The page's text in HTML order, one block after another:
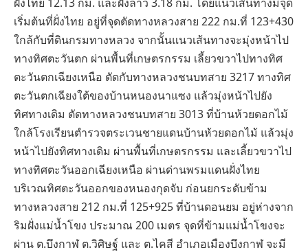
เริ่มต้นที่ฝั่งไทย อยู่ที่จุดตัดทางหลวงสาย 222 กม.ที่ 123+430
ใกล้กับที่ดินกรมทางหลวง จากนั้นแนวเส้นทางจะมุ่งหน้าไป
ทางทิศตะวันตก ผ่านพื้นที่เกษตรกรรม เลี้ยวขวาไปทางทิศ
ตะวันตกเฉียงเหนือ ตัดกับทางหลวงชนบทสาย 3217 ทางทิศ
ตะวันตกเฉียงใต้ของบ้านหนองนาแซง แล้วมุ่งหน้าไปยัง
ทิศทางเดิม ตัดทางหลวงชนบทสาย 3013 ที่บ้านห้วยดอกไม้
ใกล้โรงเรียนตำรวจตระเวนชายแดนบ้านห้วยดอกไม้ แล้วมุ่ง
หน้าไปยังทิศทางเดิม ผ่านพื้นที่เกษตรกรรม และเลี้ยวขวาไป
ทางทิศตะวันออกเฉียงเหนือ ผ่านด่านพรมแดนฝั่งไทย
บริเวณทิศตะวันออกของหนองกุดจับ ก่อนยกระดับข้าม
ทางหลวงสาย 212 กม.ที่ 125+925 ที่บ้านดอนยม อยู่ห่างจาก
ริมฝั่งแม่น้ำโขง ประมาณ 200 เมตร จุดที่ข้ามแม่น้ำโขงจะ
ผ่าน ต.บึงกาฬ ต.วิศิษฐ์ และ ต.ไคสี อำเภอเมืองบึงกาฬ จะมี